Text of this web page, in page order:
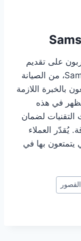
على تقديم
خدمات متكاملة لأنظمة تكييف Samsung، من الصيانة
بالخبرة اللازمة
تظهر في هذه
التقنيات لضمان
يُقدّر العملاء
يتمتعون بها في